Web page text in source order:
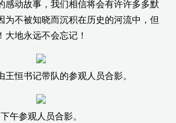
感动故事，我们相信将会有许许多多默
为不被知晓而沉积在历史的河流中，但
大地永远不会忘记！
王恒书记带队的参观人员合影。
下午参观人员合影。